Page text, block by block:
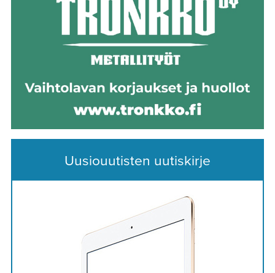
Uusiouutisten uutiskirje